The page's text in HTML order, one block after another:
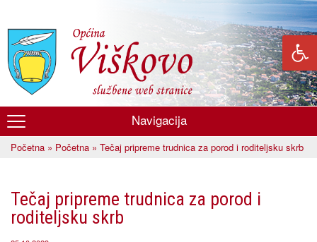
glavni
sadržaj
Općina
Viškovo
Navigacija
Početna » Početna » Tečaj pripreme trudnica za porod i roditeljsku skrb
Tečaj pripreme trudnica za porod i
roditeljsku skrb